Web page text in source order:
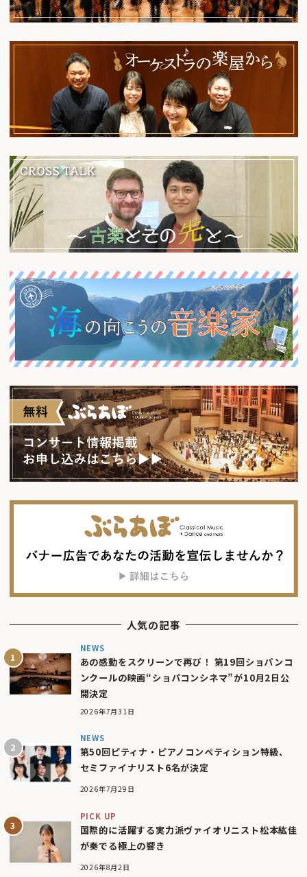
人気の記事
NEWS
あの感動をスクリーンで再び！ 第19回ショパンコ
ンクールの映画“ショパコンシネマ”が10月2日公
開決定
2026年7月31日
NEWS
第50回ピティナ・ピアノコンペティション特級、
セミファイナリスト6名が決定
2026年7月29日
PICK UP
国際的に活躍する実力派ヴァイオリニスト松本紘佳
が奏でる極上の響き
2026年8月2日